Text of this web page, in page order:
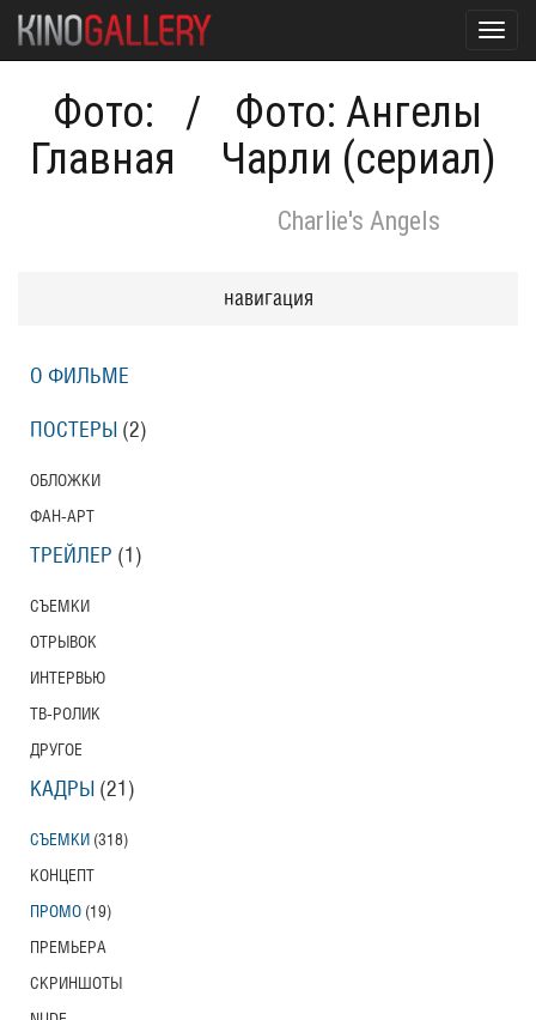
Фото:
Главная
/
Фото: Ангелы
Чарли (сериал)
Charlie's Angels
навигация
О ФИЛЬМЕ
ПОСТЕРЫ (2)
ОБЛОЖКИ
ФАН-АРТ
ТРЕЙЛЕР (1)
СЪЕМКИ
ОТРЫВОК
ИНТЕРВЬЮ
ТВ-РОЛИК
ДРУГОЕ
КАДРЫ (21)
СЪЕМКИ (318)
КОНЦЕПТ
ПРОМО (19)
ПРЕМЬЕРА
СКРИНШОТЫ